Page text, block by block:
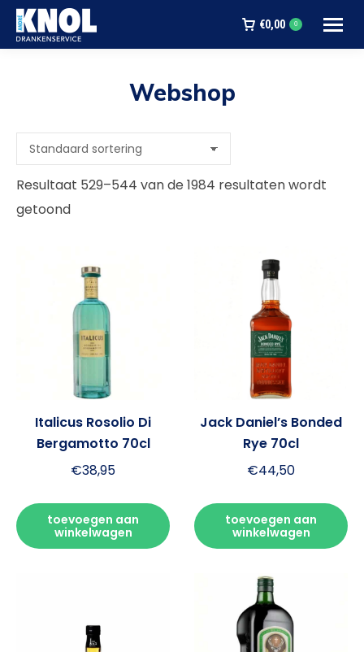
€0,00 0
Webshop
Resultaat 529–544 van de 1984 resultaten wordt
getoond
Italicus Rosolio Di
Bergamotto 70cl
€38,95
toevoegen aan
winkelwagen
Jack Daniel’s Bonded
Rye 70cl
€44,50
toevoegen aan
winkelwagen